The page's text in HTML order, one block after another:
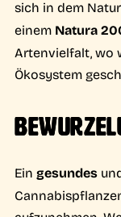
sich in dem
einem Natura
Artenvielfalt, wo
Ökosystem
Ein gesundes